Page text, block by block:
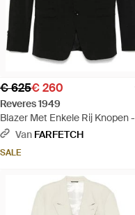
€ 625€ 260
Reveres 1949
Blazer Met Enkele Rij Knopen -
Zwart
Van FARFETCH
SALE